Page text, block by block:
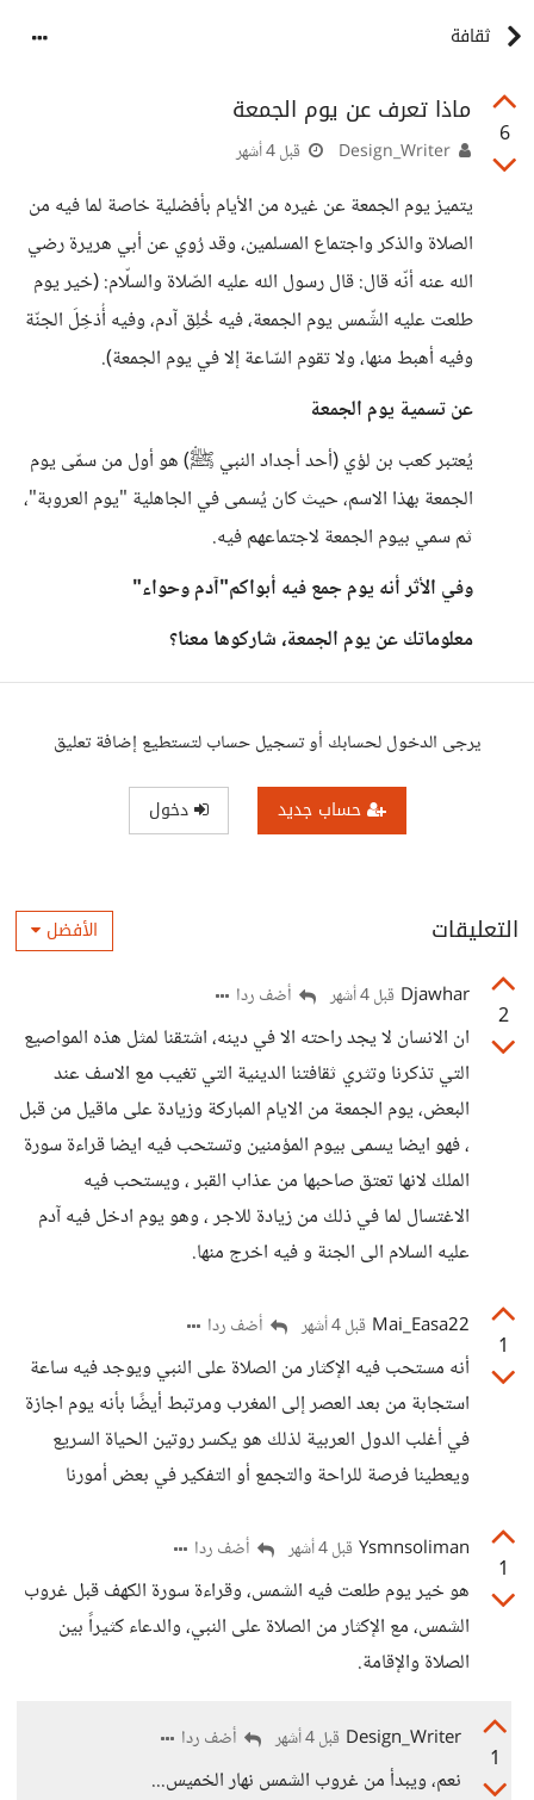
ثقافة
6
ماذا تعرف عن يوم الجمعة
قبل 4 أشهر
يتميز يوم الجمعة عن غيره من الأيام بأفضلية خاصة لما فيه من
الصلاة والذكر واجتماع المسلمين، وقد رُوي عن أبي هريرة رضي
الله عنه أنّه قال: قال رسول الله عليه الصّلاة والسلّام: (خير يوم
طلعت عليه الشّمس يوم الجمعة، فيه خُلِق آدم، وفيه أُدْخِلَ الجنّة
وفيه أهبط منها، ولا تقوم السّاعة إلا في يوم الجمعة).
عن تسمية يوم الجمعة
يُعتبر كعب بن لؤي (أحد أجداد النبي ﷺ) هو أول من سمّى يوم
الجمعة بهذا الاسم، حيث كان يُسمى في الجاهلية "يوم العروبة"،
ثم سمي بيوم الجمعة لاجتماعهم فيه.
وفي الأثر أنه يوم جمع فيه أبواكم"آدم وحواء"
معلوماتك عن يوم الجمعة، شاركوها معنا؟
يرجى الدخول لحسابك أو تسجيل حساب لتستطيع إضافة تعليق
حساب جديد دخول
التعليقات الأفضل
2
Djawhar قبل 4 أشهر أضف ردا
ان الانسان لا يجد راحته الا في دينه، اشتقنا لمثل هذه المواصيع
التي تذكرنا وتثري ثقافتنا الدينية التي تغيب مع الاسف عند
البعض، يوم الجمعة من الايام المباركة وزيادة على ماقيل من قبل
، فهو ايضا يسمى بيوم المؤمنين وتستحب فيه ايضا قراءة سورة
الملك لانها تعتق صاحبها من عذاب القبر ، ويستحب فيه
الاغتسال لما في ذلك من زيادة للاجر ، وهو يوم ادخل فيه آدم
عليه السلام الى الجنة و فيه اخرج منها.
1
Mai_Easa22 قبل 4 أشهر أضف ردا
أنه مستحب فيه الإكثار من الصلاة على النبي ويوجد فيه ساعة
استجابة من بعد العصر إلى المغرب ومرتبط أيضًا بأنه يوم اجازة
في أغلب الدول العربية لذلك هو يكسر روتين الحياة السريع
ويعطينا فرصة للراحة والتجمع أو التفكير في بعض أمورنا
1
Ysmnsoliman قبل 4 أشهر أضف ردا
هو خير يوم طلعت فيه الشمس، وقراءة سورة الكهف قبل غروب
الشمس، مع الإكثار من الصلاة على النبي، والدعاء كثيراً بين
الصلاة والإقامة.
1
Design_Writer قبل 4 أشهر أضف ردا
نعم، ويبدأ من غروب الشمس نهار الخميس...